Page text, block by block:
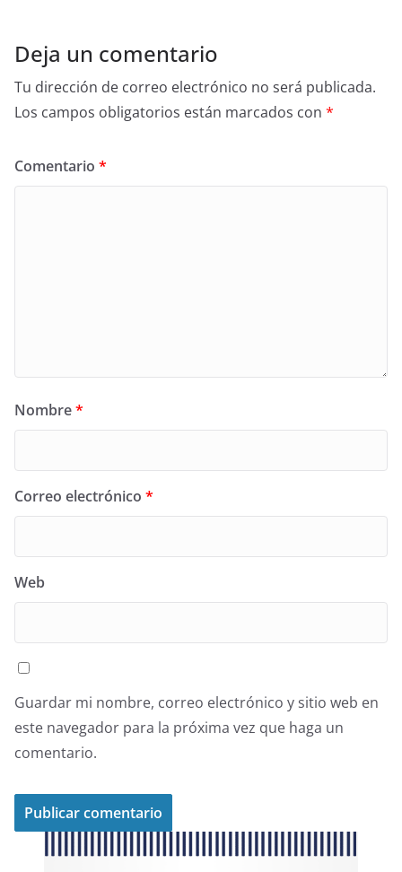
Deja un comentario
Tu dirección de correo electrónico no será publicada.
Los campos obligatorios están marcados con *
Comentario *
Nombre*
Correo electrónico *
Web
Guardar mi nombre, correo electrónico y sitio web en
este navegador para la próxima vez que haga un
comentario.